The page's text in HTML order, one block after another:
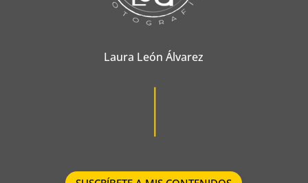
Laura León Álvarez